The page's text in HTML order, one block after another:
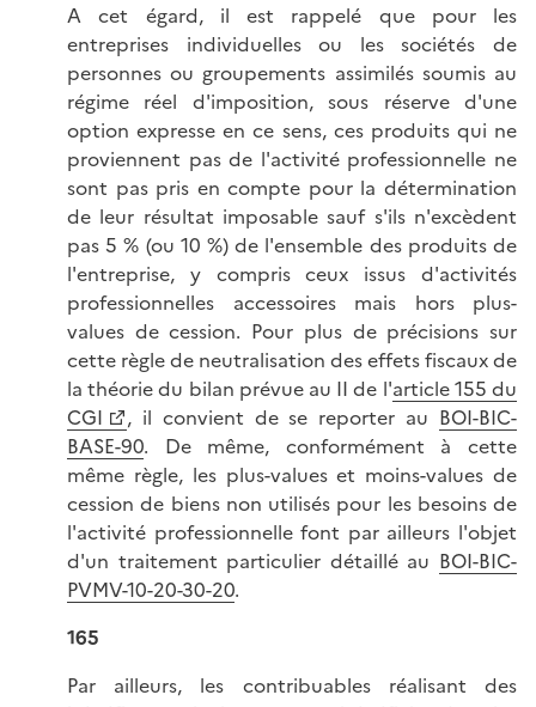
A cet égard, il est rappelé que pour les
entreprises individuelles ou les sociétés de
personnes ou groupements assimilés soumis au
régime réel d'imposition, sous réserve d'une
option expresse en ce sens, ces produits qui ne
proviennent pas de l'activité professionnelle ne
sont pas pris en compte pour la détermination
de leur résultat imposable sauf s'ils n'excèdent
pas 5 % (ou 10 %) de l'ensemble des produits de
l'entreprise, y compris ceux issus d'activités
professionnelles accessoires mais hors plus-
values de cession. Pour plus de précisions sur
cette règle de neutralisation des effets fiscaux de
la théorie du bilan prévue au II de l'article 155 du
CGI
, il convient de se reporter au BOI-BIC-
BASE-90. De même, conformément à cette
même règle, les plus-values et moins-values de
cession de biens non utilisés pour les besoins de
l'activité professionnelle font par ailleurs l'objet
d'un traitement particulier détaillé au BOI-BIC-
PVMV-10-20-30-20.
165
Par ailleurs, les contribuables réalisant des